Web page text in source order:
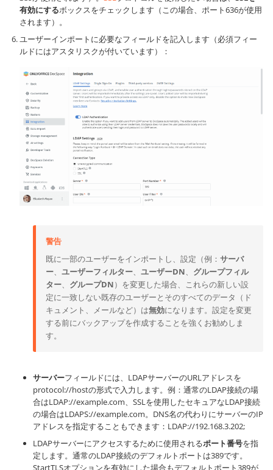
有効にするボックスをチェックします（この場合、ポート636が使用
されます）。
ユーザーインポートに必要なフィールドを記入します（必須フィー
ルドにはアスタリスクが付いています）：
警告
既に一部のユーザーをインポートし、設定（例： サーバ
ー、 ユーザーフィルター、 ユーザーDN、 グループフィル
ター、 グループDN）を変更した場合、これらの新しい設
定に一致しない既存のユーザーとそのすべてのデータ（ド
キュメント、メールなど）は無効になります。設定を変更
する前にバックアップを作成することを強くお勧めしま
す。
サーバーフィールドには、LDAPサーバーのURLアドレスを
protocol://hostの形式で入力します。例：通常のLDAP接続の場
合はLDAP://example.com、SSLを使用したセキュアなLDAP接続
の場合はLDAPS://example.com。DNS名の代わりにサーバーのIP
アドレスを指定することもできます： LDAP://192.168.3.202;
LDAPサーバーにアクセスするために使用されるポート番号を指
定します。通常のLDAP接続のデフォルトポートは389です。
StartTLSオプションを有効にした場合もデフォルトポート389が